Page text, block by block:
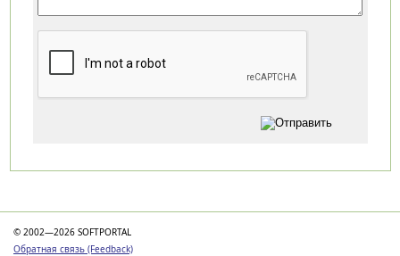
© 2002—2026 SOFTPORTAL
Обратная связь (Feedback)